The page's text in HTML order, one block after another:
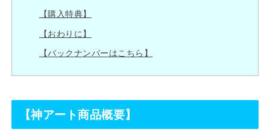
【購入特典】
【おわりに】
【バックナンバーはこちら】
【神アート商品概要】